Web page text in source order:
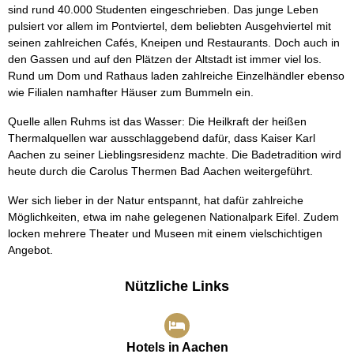
sind rund 40.000 Studenten eingeschrieben. Das junge Leben
pulsiert vor allem im Pontviertel, dem beliebten Ausgehviertel mit
seinen zahlreichen Cafés, Kneipen und Restaurants. Doch auch in
den Gassen und auf den Plätzen der Altstadt ist immer viel los.
Rund um Dom und Rathaus laden zahlreiche Einzelhändler ebenso
wie Filialen namhafter Häuser zum Bummeln ein.
Quelle allen Ruhms ist das Wasser: Die Heilkraft der heißen
Thermalquellen war ausschlaggebend dafür, dass Kaiser Karl
Aachen zu seiner Lieblingsresidenz machte. Die Badetradition wird
heute durch die Carolus Thermen Bad Aachen weitergeführt.
Wer sich lieber in der Natur entspannt, hat dafür zahlreiche
Möglichkeiten, etwa im nahe gelegenen Nationalpark Eifel. Zudem
locken mehrere Theater und Museen mit einem vielschichtigen
Angebot.
Nützliche Links
Hotels in Aachen